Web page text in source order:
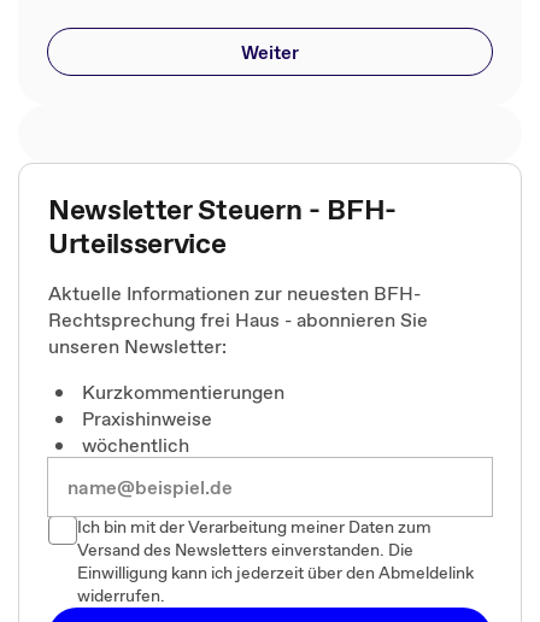
Weiter
Newsletter Steuern - BFH-
Urteilsservice
Aktuelle Informationen zur neuesten BFH-
Rechtsprechung frei Haus - abonnieren Sie
unseren Newsletter:
Kurzkommentierungen
Praxishinweise
wöchentlich
Ich bin mit der Verarbeitung meiner Daten zum
Versand des Newsletters einverstanden. Die
Einwilligung kann ich jederzeit über den Abmeldelink
widerrufen.